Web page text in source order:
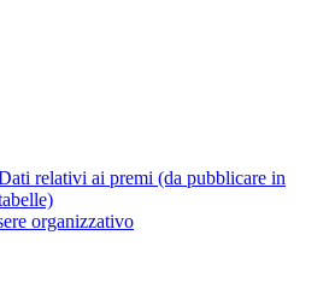
relativi ai premi (da pubblicare in
organizzativo